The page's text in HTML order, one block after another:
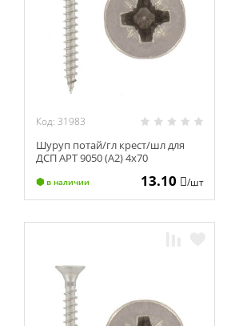
Код: 31983
Шуруп потай/гл крест/шл для
ДСП АРТ 9050 (А2) 4х70
в наличии 13.10 /шт